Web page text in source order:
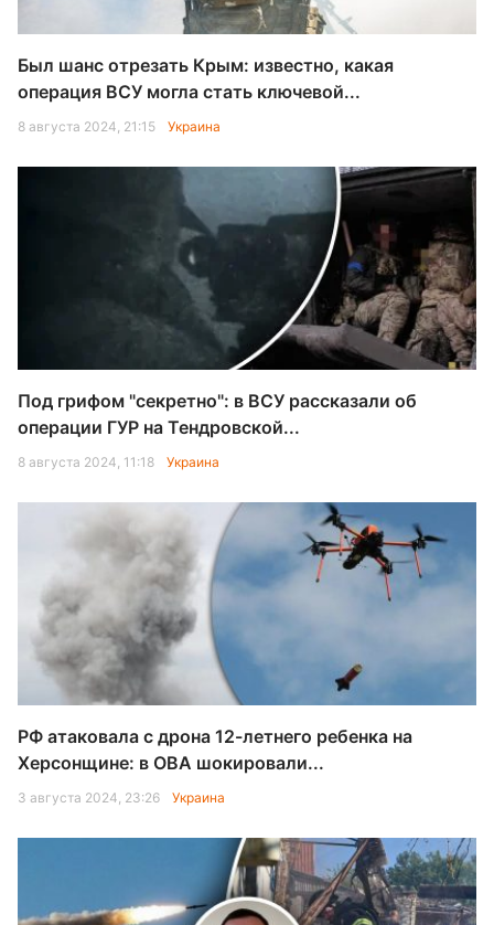
Был шанс отрезать Крым: известно, какая
операция ВСУ могла стать ключевой...
8 августа 2024, 21:15 Украина
Под грифом "секретно": в ВСУ рассказали об
операции ГУР на Тендровской...
8 августа 2024, 11:18 Украина
РФ атаковала с дрона 12-летнего ребенка на
Херсонщине: в ОВА шокировали...
3 августа 2024, 23:26 Украина